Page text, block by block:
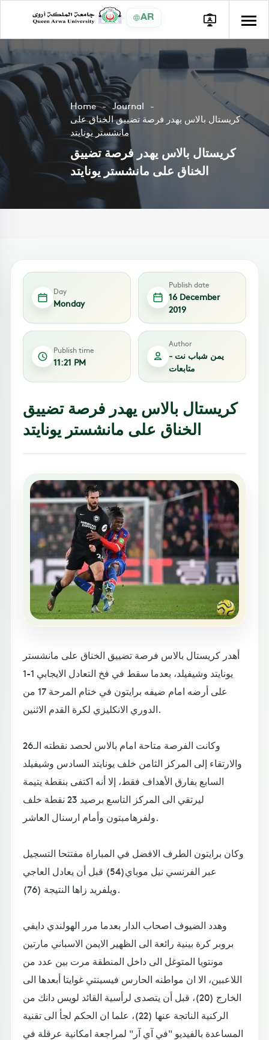
AR
Home
Journal
كريستال بالاس يهدر فرصة تضييق الخناق على
مانشستر يونايتد
كريستال بالاس يهدر فرصة تضييق
الخناق على مانشستر يونايتد
Day
Monday
Publish date
16 December
2019
Publish time
11:21 PM
Author
يمن شباب نت -
متابعات
كريستال بالاس يهدر فرصة تضييق
الخناق على مانشستر يونايتد
أهدر كريستال بالاس فرصة تضييق الخناق على مانشستر
يونايتد وشيفيلد، بعدما سقط في فخ التعادل الايجابي 1-1
على أرضه امام ضيفه برايتون في ختام المرحة 17 من
الدوري الانكليزي لكرة القدم الاثنين.
وكانت الفرصة متاحة امام بالاس لحصد نقطته الـ26
والارتقاء إلى المركز الثامن خلف يونايتد السادس وشيفيلد
السابع بفارق الأهداف فقط، إلا أنه اكتفى بنقطة يتيمة
ليرتقي الى المركز التاسع برصيد 23 نقطة خلف
ولفرهامبتون وأمام ارسنال العاشر.
وكان برايتون الطرف الافضل في المباراة مفتتحا التسجيل
عبر الفرنسي نيل موباي(54) قبل أن يعادل العاجي
ويلفريد زاها النتيجة (76).
وهدد الضيوف اصحاب الدار بعدما مرر الهولندي دايفي
بروبر كرة بينية رائعة الى الظهير الايمن الاسباني مارتين
مونتويا المتوغل الى داخل المنطقة مرت بين عدد من
اللاعبين، الا ان مواطنه الحارس فيسينتي غوايتا أبعدها الى
الخارج (20)، قبل أن يتصدى لرأسية القائد لويس دانك من
الركنية الناتجة عنها (22)، علما ان الحكم لجأ الى تقنية
المساعدة بالفيديو "في آي آر" لمراجعة امكانية عرقلة في